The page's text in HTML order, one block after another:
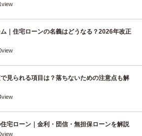
｜住宅ローンの名義はどうなる？2026年改正
見られる項目は？落ちないための注意点も解
宅ローン｜金利・団信・無担保ローンを解説